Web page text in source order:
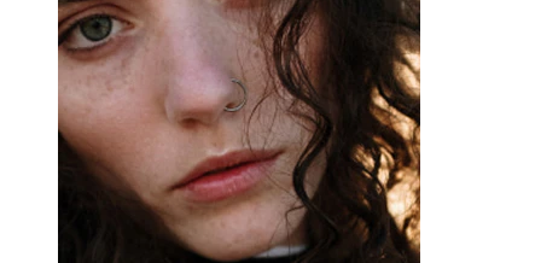
Tragus
Rook
Daith
Hufeisen